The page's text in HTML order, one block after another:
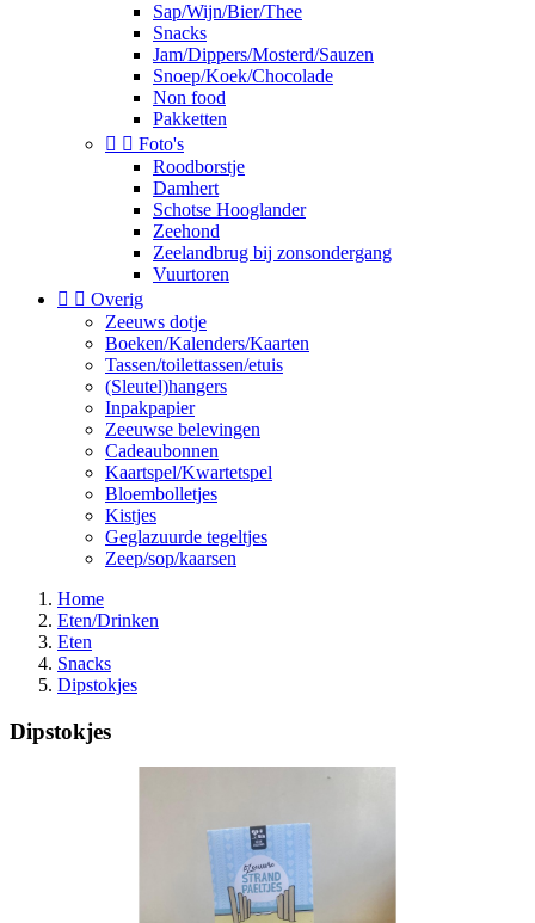
Sap/Wijn/Bier/Thee
Snacks
Jam/Dippers/Mosterd/Sauzen
Snoep/Koek/Chocolade
Non food
Pakketten
  Foto's
Roodborstje
Damhert
Schotse Hooglander
Zeehond
Zeelandbrug bij zonsondergang
Vuurtoren
  Overig
Zeeuws dotje
Boeken/Kalenders/Kaarten
Tassen/toilettassen/etuis
(Sleutel)hangers
Inpakpapier
Zeeuwse belevingen
Cadeaubonnen
Kaartspel/Kwartetspel
Bloembolletjes
Kistjes
Geglazuurde tegeltjes
Zeep/sop/kaarsen
Home
Eten/Drinken
Eten
Snacks
Dipstokjes
Dipstokjes